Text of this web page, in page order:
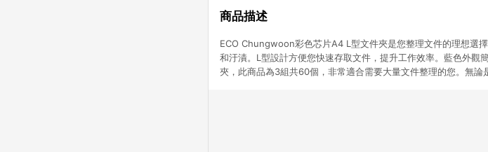
商品描述
ECO Chungwoon彩色芯片A4 L型文件夾是您整理文件的理想選
和汙漬。L型設計方便您快速存取文件，提升工作效率。藍色外
夾，此商品為3組共60個，非常適合需要大量文件整理的您。無論